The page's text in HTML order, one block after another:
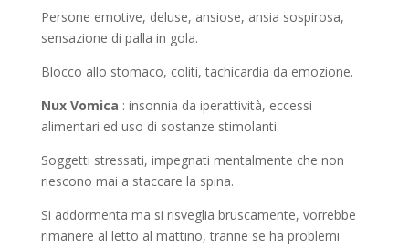
Persone emotive, deluse, ansiose, ansia sospirosa,
sensazione di palla in gola.
Blocco allo stomaco, coliti, tachicardia da emozione.
Nux Vomica : insonnia da iperattività, eccessi
alimentari ed uso di sostanze stimolanti.
Soggetti stressati, impegnati mentalmente che non
riescono mai a staccare la spina.
Si addormenta ma si risveglia bruscamente, vorrebbe
rimanere al letto al mattino, tranne se ha problemi